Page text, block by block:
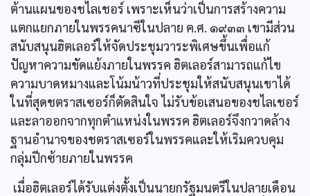
ต้านแผนของชไลเชอร์ เพราะเห็นว่าเป็นการสร้างความ
แตกแยกภายในพรรคนาซีในปลาย ค.ศ. ๑๙๓๓ เขามีส่วน
สนับสนุนฮิตเลอร์ให้จัดประชุมวาระพิเศษขึ้นเพื่อแก้
ปัญหาความขัดแย้งภายในพรรค ฮิตเลอร์สามารถแก้ไข
ความบาดหมางและโน้มน้าวที่ประชุมให้สนับสนุนเขาได้
ในที่สุดชตราสเซอร์ก็ตัดสินใจ ไม่รับข้อเสนอของชไลเชอร์
และลาออกจากทุกตำแหน่งในพรรค ฮิตเลอร์จึงกวาดล้าง
ฐานอำนาจของชตราสเซอร์ในพรรคและให้เริมควบคุม
กลุ่มปีกซ้ายภายในพรรค
เมื่อฮิตเลอร์ได้รับแต่งตั้งเป็นนายกรัฐมนตรีในปลายเดือน